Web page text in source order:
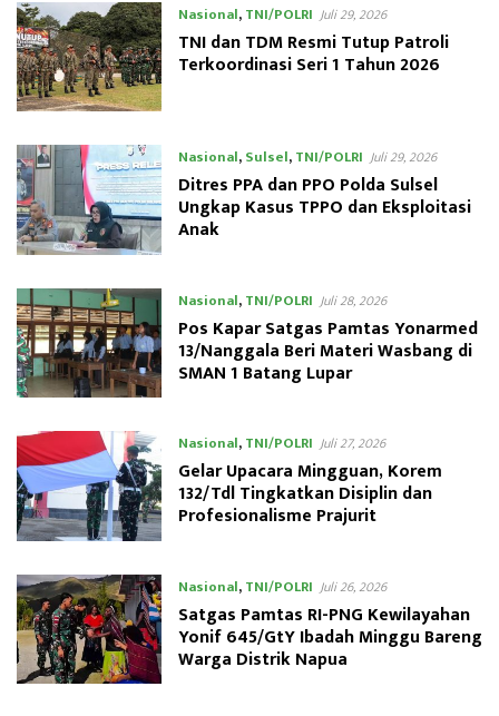
Nasional,TNI/POLRI Juli 29, 2026
TNI dan TDM Resmi Tutup Patroli
Terkoordinasi Seri 1 Tahun 2026
Nasional,Sulsel,TNI/POLRI Juli 29, 2026
Ditres PPA dan PPO Polda Sulsel
Ungkap Kasus TPPO dan Eksploitasi
Anak
Nasional,TNI/POLRI Juli 28, 2026
Pos Kapar Satgas Pamtas Yonarmed
13/Nanggala Beri Materi Wasbang di
SMAN 1 Batang Lupar
Nasional,TNI/POLRI Juli 27, 2026
Gelar Upacara Mingguan, Korem
132/Tdl Tingkatkan Disiplin dan
Profesionalisme Prajurit
Nasional,TNI/POLRI Juli 26, 2026
Satgas Pamtas RI-PNG Kewilayahan
Yonif 645/GtY Ibadah Minggu Bareng
Warga Distrik Napua